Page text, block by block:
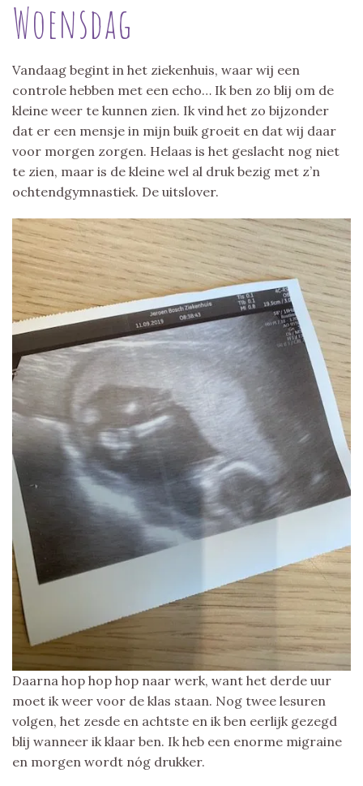
Woensdag
Vandaag begint in het ziekenhuis, waar wij een
controle hebben met een echo… Ik ben zo blij om de
kleine weer te kunnen zien. Ik vind het zo bijzonder
dat er een mensje in mijn buik groeit en dat wij daar
voor morgen zorgen. Helaas is het geslacht nog niet
te zien, maar is de kleine wel al druk bezig met z’n
ochtendgymnastiek. De uitslover.
Daarna hop hop hop naar werk, want het derde uur
moet ik weer voor de klas staan. Nog twee lesuren
volgen, het zesde en achtste en ik ben eerlijk gezegd
blij wanneer ik klaar ben. Ik heb een enorme migraine
en morgen wordt nóg drukker.